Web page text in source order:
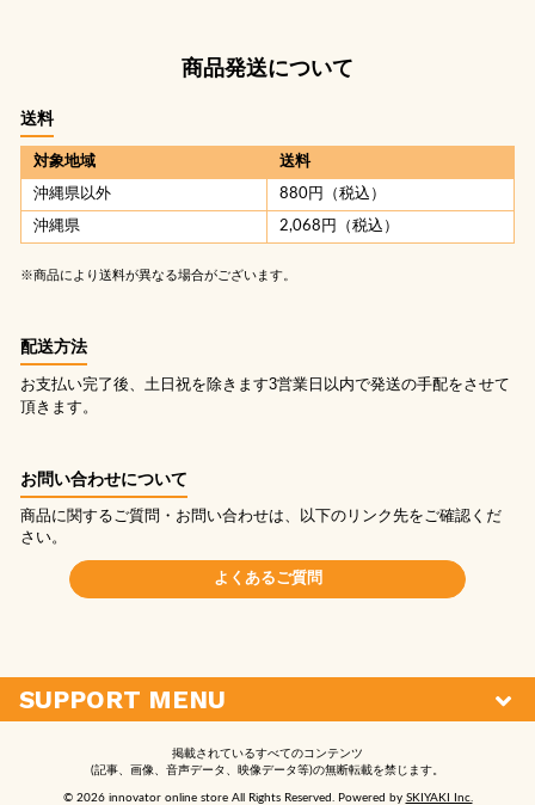
商品発送について
送料
対象地域 送料
沖縄県以外 880円（税込）
沖縄県 2,068円（税込）
※商品により送料が異なる場合がございます。
配送方法
お支払い完了後、土日祝を除きます3営業日以内で発送の手配をさせて
頂きます。
お問い合わせについて
商品に関するご質問・お問い合わせは、以下のリンク先をご確認くだ
さい。
よくあるご質問
SUPPORT MENU
掲載されているすべてのコンテンツ
(記事、画像、音声データ、映像データ等)の無断転載を禁じます。
© 2026 innovator online store All Rights Reserved. Powered by SKIYAKI Inc.